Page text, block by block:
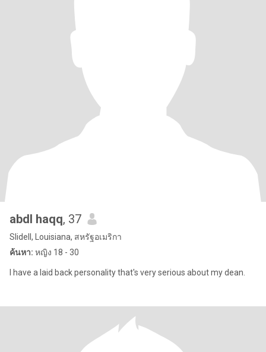
abdl haqq, 37
Slidell, Louisiana, สหรัฐอเมริกา
ค้นหา: หญิง 18 - 30
I have a laid back personality that's very serious about my dean.